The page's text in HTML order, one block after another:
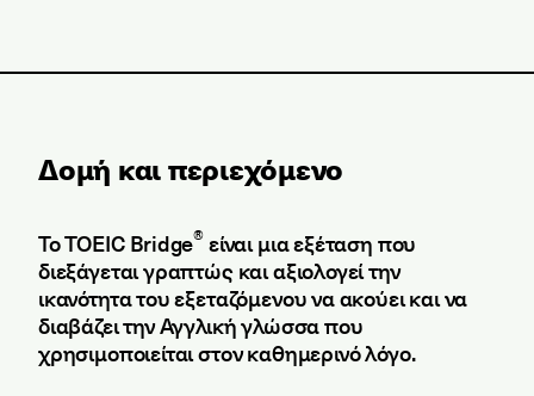
Δομή και περιεχόμενο
Το TOEIC Bridge®είναι μια εξέταση που
διεξάγεται γραπτώς και αξιολογεί την
ικανότητα του εξεταζόμενου να ακούει και να
διαβάζει την Αγγλική γλώσσα που
χρησιμοποιείται στον καθημερινό λόγο.